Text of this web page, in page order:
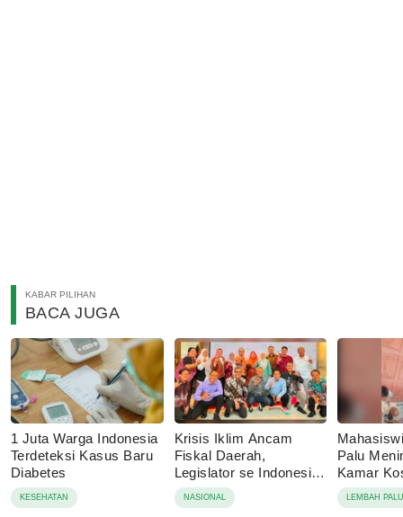
KABAR PILIHAN
BACA JUGA
1 Juta Warga Indonesia
Terdeteksi Kasus Baru
Diabetes
KESEHATAN
Krisis Iklim Ancam
Fiskal Daerah,
Legislator se Indonesia
Dorong APBD Berbasis
Ketahanan Lingkungan
NASIONAL
Palu
Kamar
Tolak
LEMBAH PALU